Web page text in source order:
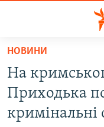
Перейти
основного
матеріалу
Перейти
до
ВОДА.КРИМ
ВІДЕО ТА ФОТО
НОВИНИ
На
Приходька
кримінальні